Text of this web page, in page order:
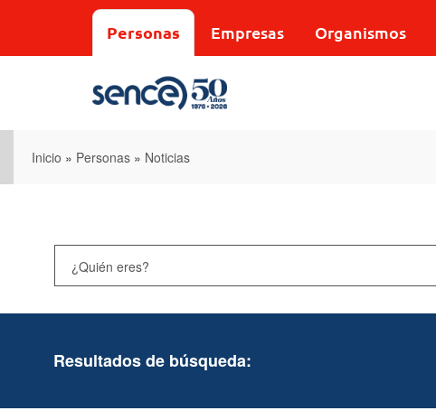
Personas Empresas Organismos
Inicio » Personas » Noticias
Resultados de búsqueda: